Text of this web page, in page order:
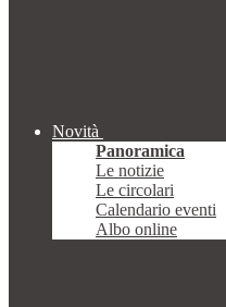
Novità
Panoramica
Le notizie
Le circolari
Calendario eventi
Albo online